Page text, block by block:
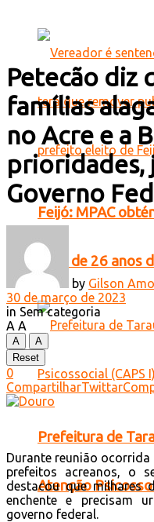
Feijó: MPAC
mais de 26 anos
Prefeitura de
Atenção
Petecão diz
famílias
no Acre e a
prioridades,
Governo
by Gilson
30 de março de 2023
in Sem categoria
A A
A
A
Reset
0
CompartilharTwittar
Durante reunião ocorrida
prefeitos acreanos, o
destacou que milhares
enchente e precisam
governo federal.